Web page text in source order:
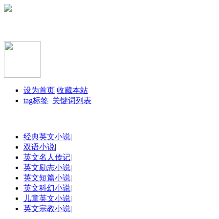
设为首页 收藏本站
tag标签 关键词列表
经典英文小说|
双语小说|
英文名人传记|
英文励志小说|
英文短篇小说|
英文科幻小说|
儿童英文小说|
英文宗教小说|